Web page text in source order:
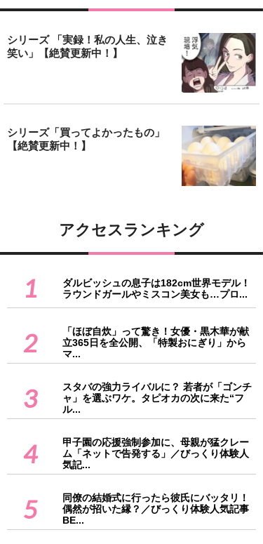
シリーズ 「実録！私の人生、泣き
笑い」【絶賛更新中！】
シリーズ「買ってよかったもの」
【絶賛更新中！】
アクセスランキング
1
ダルビッシュの息子は182cm世界モデル！
ラウンドガールやミスコン美女も…プロ...
2
「ほぼ自炊」って驚き！女優・黒木華が献
立365日を全公開、「特製おにぎり」から
マ...
3
スタバの強力ライバルに？ 若者が「ゴンチ
ャ」を選ぶワケ。タピオカの次に来た“フ
ル...
4
甲子園の応援強制参加に、母親が猛クレー
ム「ネットで告発する」／びっくり体験人
気記...
5
同僚の結婚式に行ったら彼氏にバッタリ！
偶然が招いた縁？／びっくり体験人気記事
BE...